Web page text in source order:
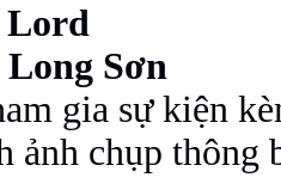
Lord
Sơn
gia sự kiện
ảnh chụp thông